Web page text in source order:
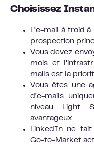
Choisissez
L’e-mail à froid
prospection
Vous devez
mois et
mails est la
Vous êtes une
d’e-mails
niveau Light
avantageux
LinkedIn ne
Go-to-Market